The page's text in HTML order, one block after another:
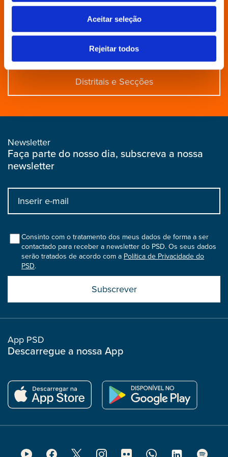
Aceitar seleção
Rejeitar todos
Contactos
Aderir
Distritais e Secções
Newsletter
Faça parte do nosso dia, subscreva a nossa
newsletter
Input
bootstrap
colConsinto com o tratamento dos meus dados de forma a ser
contactado para receber a newsletter do PSD. Os seus dados
serão tratados de acordo com a Política de Privacidade do
PSD.
boostrap
col
App PSD
Descarregue a nossa App